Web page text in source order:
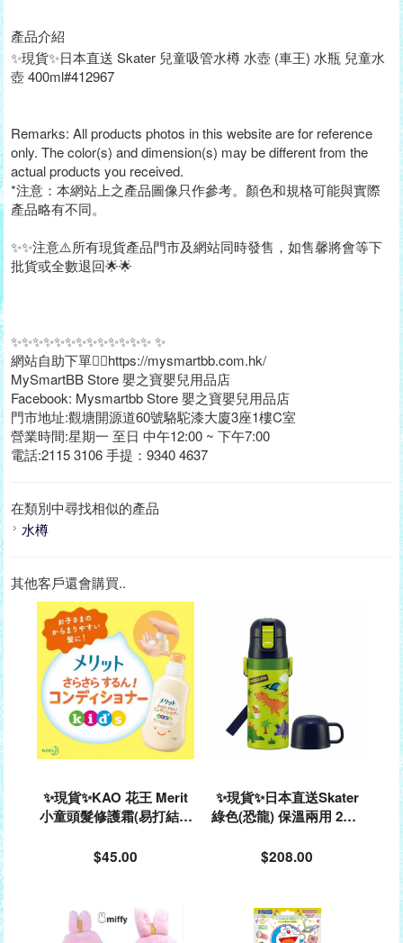
產品介紹
✨現貨✨日本直送 Skater 兒童吸管水樽 水壺 (車王) 水瓶 兒童水
壺 400ml#412967
Remarks: All products photos in this website are for reference
only. The color(s) and dimension(s) may be different from the
actual products you received.
*注意：本網站上之產品圖像只作參考。顏色和規格可能與實際
產品略有不同。
✨✨注意⚠️所有現貨產品門市及網站同時發售，如售馨將會等下
批貨或全數退回🌟🌟
✨✨✨✨✨✨✨✨✨✨✨✨✨ ✨
網站自助下單👉🏻https://mysmartbb.com.hk/
MySmartBB Store 嬰之寶嬰兒用品店
Facebook: Mysmartbb Store 嬰之寶嬰兒用品店
門市地址:觀塘開源道60號駱駝漆大廈3座1樓C室
營業時間:星期一 至日 中午12:00 ~ 下午7:00
電話:2115 3106 手提：9340 4637
在類別中尋找相似的產品
水樽
其他客戶還會購買..
✨現貨✨KAO 花王 Merit
小童頭髮修護霜(易打結頭
8
$45.00
✨現貨✨日本直送Skater
綠色(恐龍) 保溫兩用 2Wa
杯 420ml / 350ml#599699
$208.00